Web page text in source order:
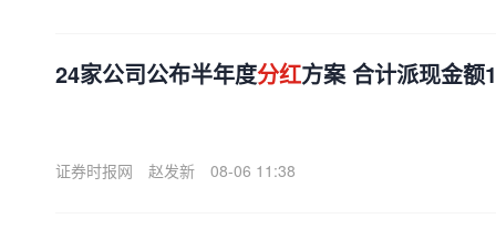
24家公司公布半年度分红方案 合计派现金额
证券时报网 赵发新 08-06 11:38